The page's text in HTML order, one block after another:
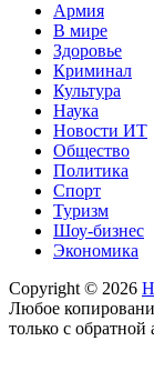
Армия
В мире
Здоровье
Криминал
Культура
Наука
Новости ИТ
Общество
Политика
Спорт
Туризм
Шоу-бизнес
Экономика
Copyright © 2026
Любое
только с